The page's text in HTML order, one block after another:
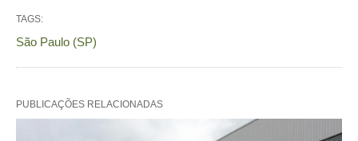
TAGS:
São Paulo (SP)
PUBLICAÇÕES RELACIONADAS